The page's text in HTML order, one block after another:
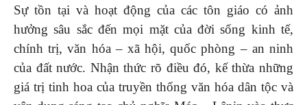
Sự tồn tại và hoạt động của các tôn giáo có ảnh
hưởng sâu sắc đến mọi mặt của đời sống kinh tế,
chính trị, văn hóa – xã hội, quốc phòng – an ninh
của đất nước. Nhận thức rõ điều đó, kế thừa những
giá trị tinh hoa của truyền thống văn hóa dân tộc và